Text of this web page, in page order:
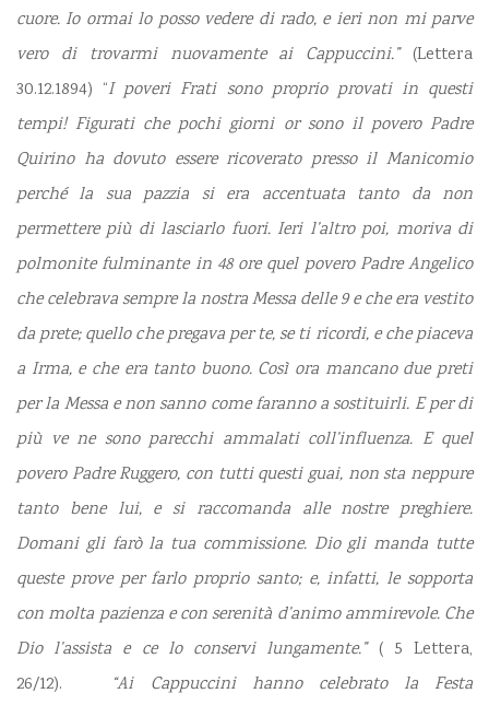
cuore. Io ormai lo posso vedere di rado, e ieri non mi parve
vero di trovarmi nuovamente ai Cappuccini.” (Lettera
30.12.1894) “I poveri Frati sono proprio provati in questi
tempi! Figurati che pochi giorni or sono il povero Padre
Quirino ha dovuto essere ricoverato presso il Manicomio
perché la sua pazzia si era accentuata tanto da non
permettere più di lasciarlo fuori. Ieri l’altro poi, moriva di
polmonite fulminante in 48 ore quel povero Padre Angelico
che celebrava sempre la nostra Messa delle 9 e che era vestito
da prete; quello che pregava per te, se ti ricordi, e che piaceva
a Irma, e che era tanto buono. Così ora mancano due preti
per la Messa e non sanno come faranno a sostituirli. E per di
più ve ne sono parecchi ammalati coll’influenza. E quel
povero Padre Ruggero, con tutti questi guai, non sta neppure
tanto bene lui, e si raccomanda alle nostre preghiere.
Domani gli farò la tua commissione. Dio gli manda tutte
queste prove per farlo proprio santo; e, infatti, le sopporta
con molta pazienza e con serenità d’animo ammirevole. Che
Dio l’assista e ce lo conservi lungamente.” ( 5 Lettera,
26/12).
“Ai Cappuccini hanno celebrato la Festa